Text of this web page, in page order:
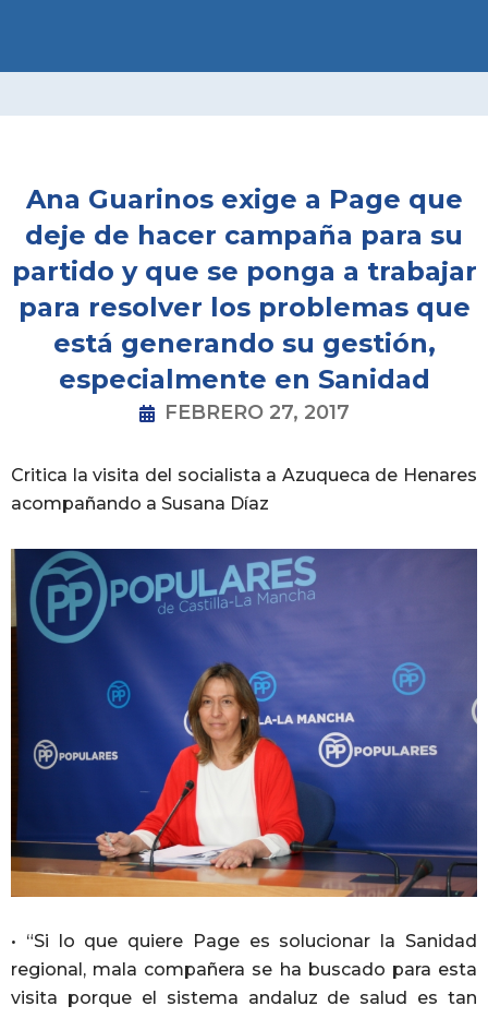
Ana Guarinos exige a Page que
deje de hacer campaña para su
partido y que se ponga a trabajar
para resolver los problemas que
está generando su gestión,
especialmente en Sanidad
FEBRERO 27, 2017
Critica la visita del socialista a Azuqueca de Henares
acompañando a Susana Díaz
• “Si lo que quiere Page es solucionar la Sanidad
regional, mala compañera se ha buscado para esta
visita porque el sistema andaluz de salud es tan